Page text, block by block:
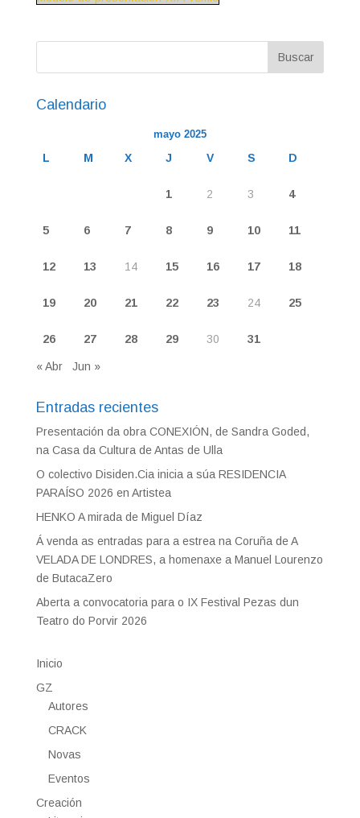
Calendario
mayo 2025
L M X J V S D
1 2 3 4
5 6 7 8 9 10 11
12 13 14 15 16 17 18
19 20 21 22 23 24 25
26 27 28 29 30 31
« Abr Jun »
Entradas recientes
Presentación da obra CONEXIÓN, de Sandra Goded,
na Casa da Cultura de Antas de Ulla
O colectivo Disiden.Cia inicia a súa RESIDENCIA
PARAÍSO 2026 en Artistea
HENKO A mirada de Miguel Díaz
Á venda as entradas para a estrea na Coruña de A
VELADA DE LONDRES, a homenaxe a Manuel Lourenzo
de ButacaZero
Aberta a convocatoria para o IX Festival Pezas dun
Teatro do Porvir 2026
Inicio
GZ
Autores
CRACK
Novas
Eventos
Creación